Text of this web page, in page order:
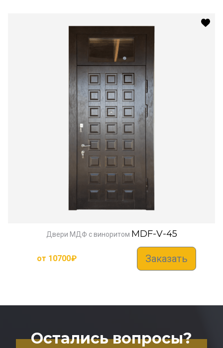
Двери МДФ с виноритом MDF-V-45
от 10700₽ Заказать
Остались вопросы?